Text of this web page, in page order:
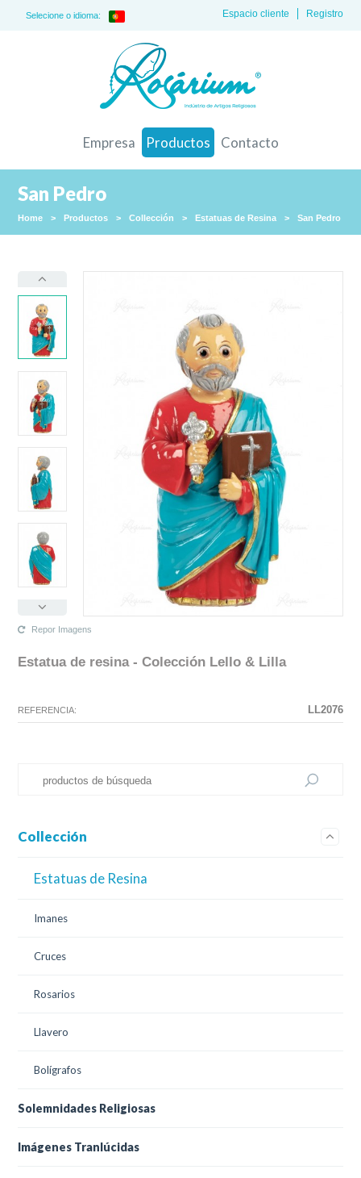
Selecione o idioma: Registro
Espacio cliente
Empresa Productos Contacto
San Pedro
Home > Productos > Collección > Estatuas de Resina > San Pedro
Repor Imagens
Estatua de resina - Colección Lello & Lilla
momento.
REFERENCIA: LL2076
Collección
Estatuas de Resina
Imanes
Cruces
Rosarios
Llavero
Bolígrafos
Solemnidades Religiosas
Imágenes Tranlúcidas